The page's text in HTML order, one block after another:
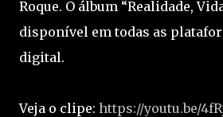
Roque. O álbum “Realidade,
disponível em todas as
digital.
Veja o clipe: https://youtu.be/